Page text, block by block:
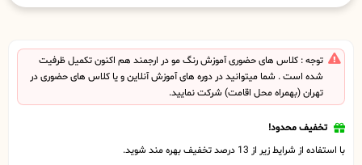
توجه : کلاس های حضوری آموزش رنگ مو در ارجمند هم اکنون تکمیل ظرفیت
شده است . شما میتوانید در دوره های آموزش آنلاین و یا کلاس های حضوری در
تهران (بهمراه محل اقامت) شرکت نمایید.
تخفیف محدود!
با استفاده از شرایط زیر از 13 درصد تخفیف بهره مند شوید.